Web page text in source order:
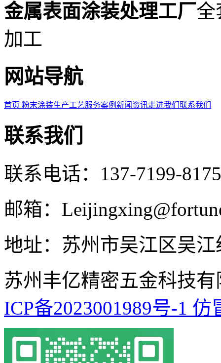
金属表面涂装处理工厂全
加工
网站导航
首页 粉末涂装生产工艺服务案例 新闻资讯走进我们 联系我们
联系我们
联系电话：137-7199-
邮箱：
地址：苏州市吴江区吴
苏州丰亿精密五金科技
ICP备2023001989号-1 仿